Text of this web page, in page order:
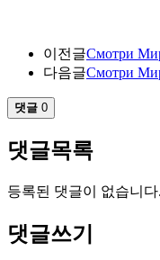
이전글Смотри
다음글Смотри
댓글 0
댓글목록
등록된 댓글이 없습니다.
댓글쓰기